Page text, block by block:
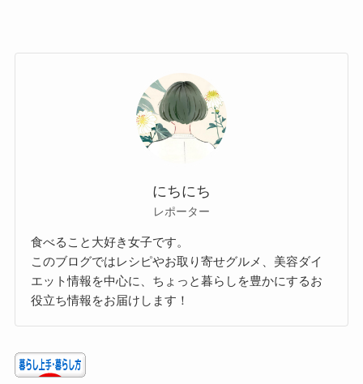
にちにち
レポーター
食べること大好き女子です。
このブログではレシピやお取り寄せグルメ、美容ダイ
エット情報を中心に、ちょっと暮らしを豊かにするお
役立ち情報をお届けします！